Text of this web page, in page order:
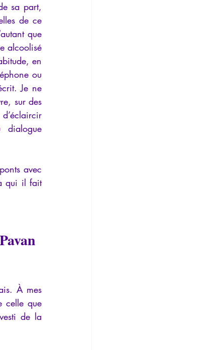
sa part,
de ce
que
alcoolisé
en
ou
Je ne
sur des
avec
qui il fait
À mes
celle que
de la